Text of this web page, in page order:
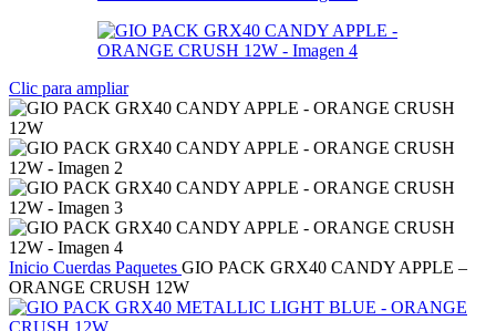
Clic para ampliar
Inicio Cuerdas Paquetes GIO PACK GRX40 CANDY APPLE –
ORANGE CRUSH 12W